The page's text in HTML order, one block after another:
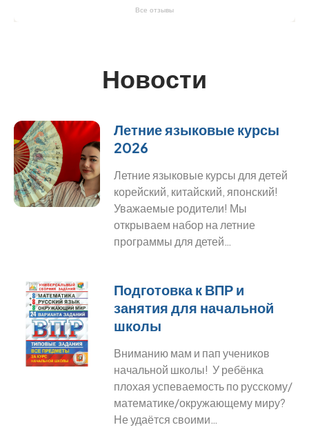
Все отзывы
Новости
Летние языковые курсы
2026
Летние языковые курсы для детей
корейский, китайский, японский!
Уважаемые родители! Мы
открываем набор на летние
программы для детей…
Подготовка к ВПР и
занятия для начальной
школы
Вниманию мам и пап учеников
начальной школы! У ребёнка
плохая успеваемость по русскому/
математике/окружающему миру?
Не удаётся своими…